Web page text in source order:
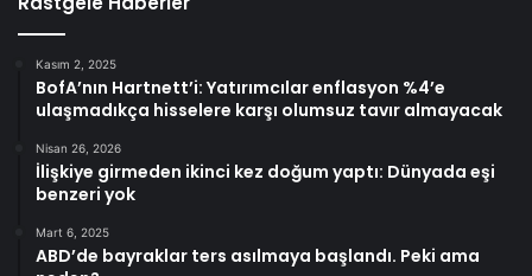
Kasım 2, 2025
BofA’nın Hartnett’i: Yatırımcılar enflasyon %4’e
ulaşmadıkça hisselere karşı olumsuz tavır almayacak
Nisan 26, 2026
İlişkiye girmeden ikinci kez doğum yaptı: Dünyada eşi
benzeri yok
Mart 6, 2025
ABD’de bayraklar ters asılmaya başlandı. Peki ama